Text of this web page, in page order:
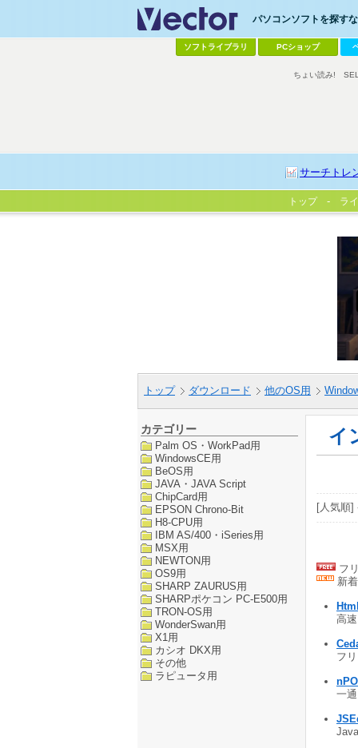
パソコンソフトを探す
ソフトライブラリ PCショップ
サーチトレ
ちょい読み!
トップ ラ
トップ ダウンロード 他のOS用
カテゴリー
Palm OS・WorkPad用
WindowsCE用
BeOS用
JAVA・JAVA Script
ChipCard用
EPSON Chrono-Bit
H8-CPU用
IBM AS/400・iSeries用
MSX用
NEWTON用
OS9用
SHARP ZAURUS用
SHARPポケコン PC-E500用
TRON-OS用
WonderSwan用
X1用
カシオ DKX用
その他
ラピュータ用
イ
[人気順
フ
新
高
フ
一